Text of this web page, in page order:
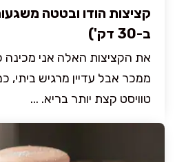
קציצות הודו ובטטה
ב-30 דק')
את הקציצות האלה אני מכינה
ממכר אבל עדיין מרגיש ביתי,
טוויסט קצת יותר בריא. ...